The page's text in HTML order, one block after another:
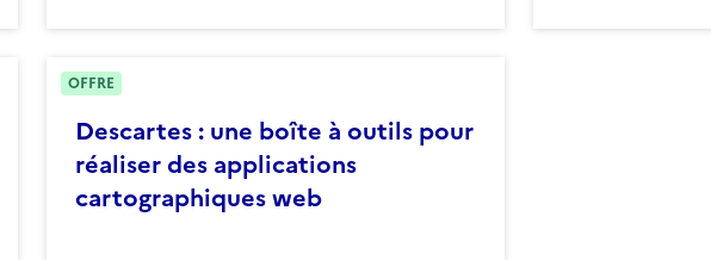
Descartes : une boîte à outils pour
réaliser des applications
cartographiques web
OFFRE